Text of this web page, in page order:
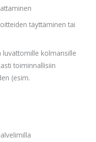
täyttäminen tai
kolmansille
toiminnallisiin
(esim.